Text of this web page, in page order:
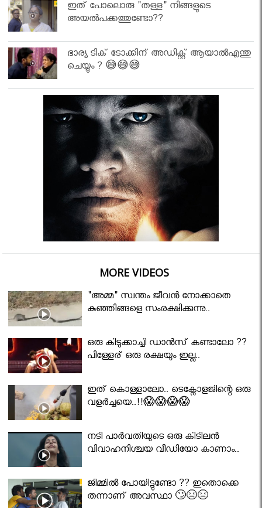
ഇത് പോലൊരു "തള്ള" നിങ്ങളുടെ
അയല്‍പക്കത്തുണ്ടോ??
ഭാര്യ ടിക് ടോക്കിന് അഡിക്റ്റ് ആയാൽഎന്തു
ചെയ്യും ? 😅😅😅
MORE VIDEOS
"അമ്മ" സ്വന്തം ജീവൻ നോക്കാതെ
കുഞ്ഞിങ്ങളെ സംരക്ഷിക്കുന്നു..
ഒരു കിടുക്കാച്ചി ഡാൻസ് കണ്ടാലോ ??
പിള്ളേര് ഒരു രക്ഷയും ഇല്ല..
ഇത് കൊള്ളാലോ.. ടെക്നോളജിന്റെ ഒരു
വളർച്ചയെ..!!😱😱😱😱
നടി പാർവതിയുടെ ഒരു കിടിലൻ
വിവാഹനിശ്ചയ വീഡിയോ കാണാം..
ജിമ്മിൽ പോയിട്ടുണ്ടോ ?? ഇതൊക്കെ
തന്നാണ് അവസ്ഥാ 🙄😣😣